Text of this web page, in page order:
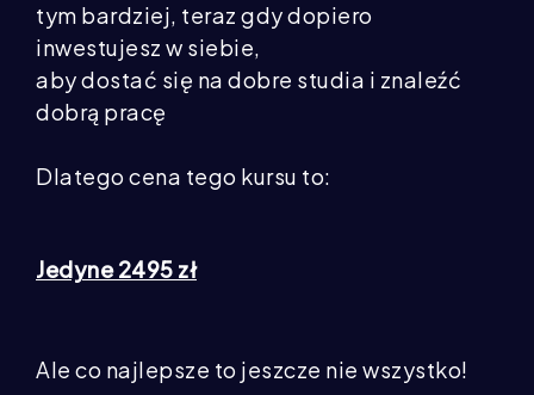
tym bardziej, teraz gdy dopiero
inwestujesz w siebie,
aby dostać się na dobre studia i znaleźć
dobrą pracę
Dlatego cena tego kursu to:
Jedyne 2495 zł
Ale co najlepsze to jeszcze nie wszystko!